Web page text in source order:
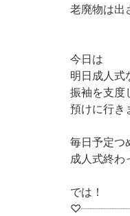
老廃物は出
今日は
明日成人式
振袖を支度
預けに行き
毎日予定つ
成人式終わ
では！